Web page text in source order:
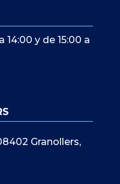
14:00 y de 15:00 a
Granollers,